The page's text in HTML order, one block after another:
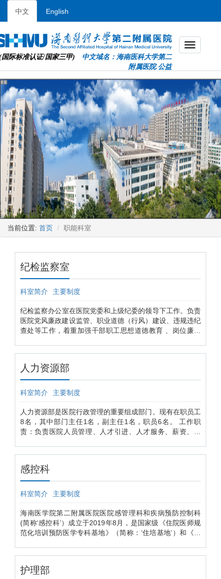
中文 English
国际标准认证/国家三甲) 中文域名：海南医科大学第二
附属医院.公益
当前位置: 首页 职能科室
纪检监察室
科室简介 主要制度
​纪检监察办公室在医院党委和上级纪委的领导下工作。负责
医院党风廉政建设监管、职业道德（行风）建设、违规违纪
查处等工作，着重加强干部职工思想道德教育 、岗位廉政
人力资源部
科室简介 主要制度
人力资源部是医院行政管理的重要组成部门。现有在职员工
8名，其中部门主任1名，副主任1名，职员6名。 工作职
责：负责医院人员管理、人才引进、人才服务、薪资、招
感控科
科室简介 主要制度
海南医学院第二附属医院医院感管理科和疾病预防控制科
(简称‘感控科’）成立于2019年8月，是国家级《住院医师规
范化培训预防医学专科基地》（简称：‘住培基地’）和《海
护理部